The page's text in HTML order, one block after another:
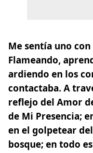
Me sentía uno con
Flameando,
ardiendo en los
contactaba. A
reflejo del Amor
de Mi Presencia;
en el golpetear
bosque; en todo